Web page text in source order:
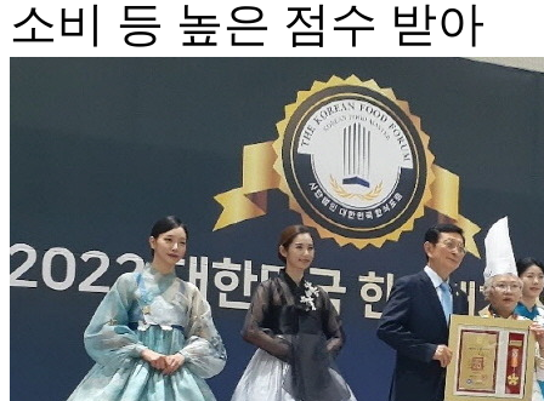
소비 등 높은 점수 받아